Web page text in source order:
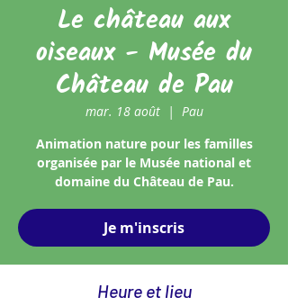
Le château aux
oiseaux - Musée du
Château de Pau
mar. 18 août
  |
Pau
Animation nature pour les familles
organisée par le Musée national et
domaine du Château de Pau.
Je m'inscris
Heure et lieu